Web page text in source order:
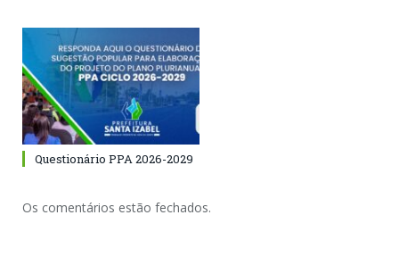
Questionário PPA 2026-2029
Os comentários estão fechados.